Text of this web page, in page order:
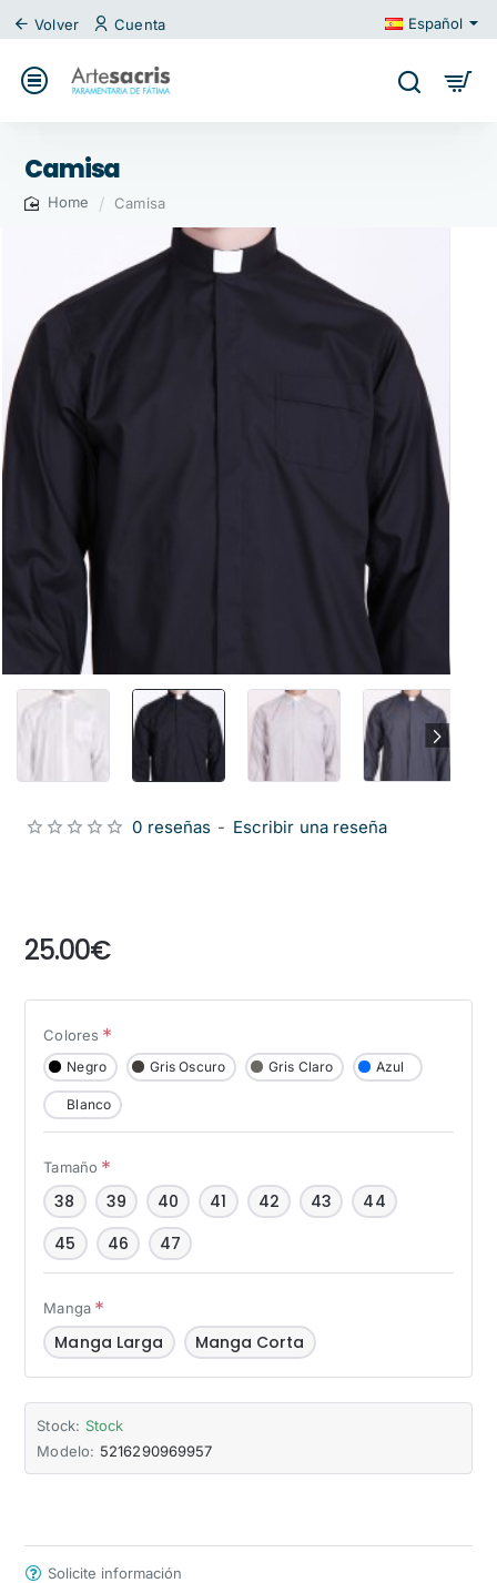
Volver Cuenta Español
Camisa
Camisa
Stock: Stock
Modelo: 5216290969957
0 reseñas - Escribir una reseña
25.00€
Colores
Negro Gris Oscuro Gris Claro Azul
Blanco
Tamaño
38 39 40 41 42 43
44
45
46 47
Manga
Manga Larga Manga Corta
Solicite información